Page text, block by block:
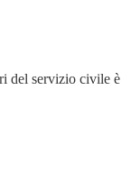
del servizio civile è